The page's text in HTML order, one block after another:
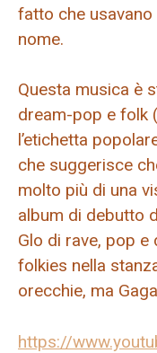
fatto che
nome.
Questa musica è
dream-pop e folk
l’etichetta
che suggerisce
molto più di una
album di debutto
Glo di rave, pop e
folkies nella
orecchie, ma
https://